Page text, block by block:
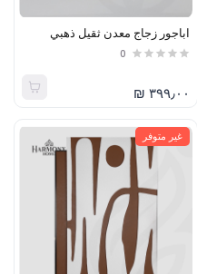
اباجور زجاج معدن ثقيل ذهبي
0
٣٩٩٫٠٠ ₪
غير متوفر